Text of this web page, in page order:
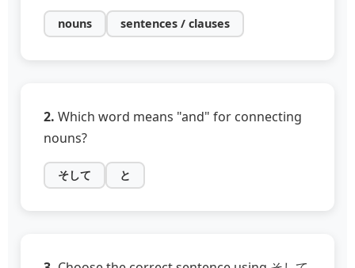
nouns sentences / clauses
2. Which word means "and" for connecting
nouns?
そして と